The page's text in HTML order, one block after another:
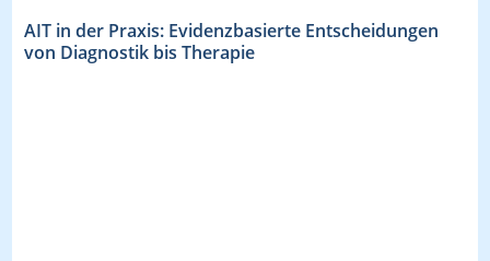
AIT in der Praxis: Evidenzbasierte Entscheidungen
von Diagnostik bis Therapie